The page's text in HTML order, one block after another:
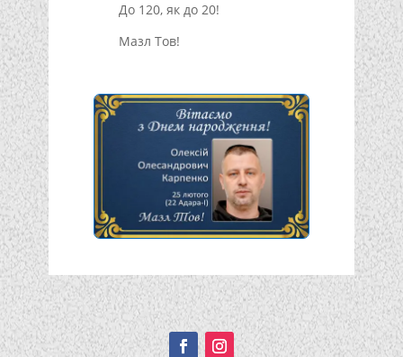
До 120, як до 20!
Мазл Тов!
Подписывайтесь!